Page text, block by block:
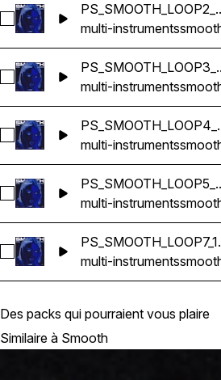
Sélectionnez multi-instruments
Sélectionnez multi-instruments
Sélectionnez multi-instruments
Sélectionnez multi-instruments
Sélectionnez multi-instruments
Des packs qui pourraient vous plaire
Similaire à Smooth